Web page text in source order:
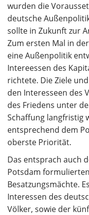
wurden die
deutsche
sollte in Zukunft zur
Zum ersten Mal in
eine Außenpolitik
Intereessen des
richtete. Die Ziele
den Interesseen des
des Friedens unter
Schaffung langfristig
entsprechend dem
oberste Priorität.
Das entsprach auch
Potsdam
Besatzungsmächte.
Interessen des
Völker, sowie der